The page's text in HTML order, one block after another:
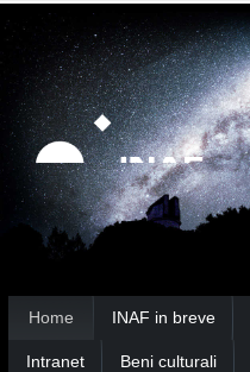
Strumenti
personali
Salta
contenuti.
|
Salta
alla
navigazione
Ricerca
avanzata…
Home INAF in breve
Intranet Beni culturali